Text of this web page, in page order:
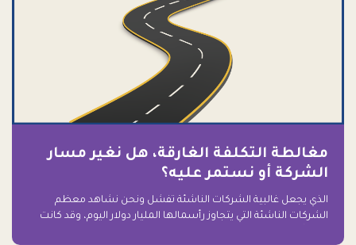
مغالطة التكلفة الغارقة، هل نغير مسار
الشركة أو نستمر عليه؟
الذي يجعل غالبية الشركات الناشئة تفشل ونحن نشاهد معظم
الشركات الناشئة التي يتجاوز رأسمالها المليار دولار اليوم، وقد كانت